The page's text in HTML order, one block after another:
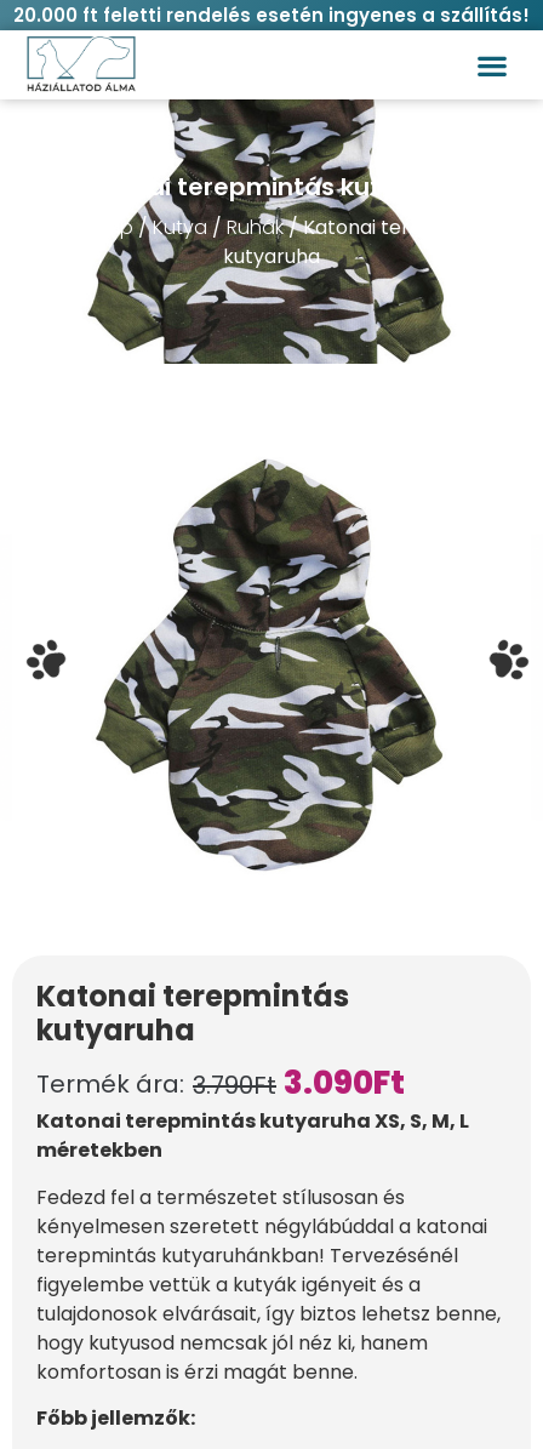
20.000 ft feletti rendelés esetén ingyenes a szállítás!
Katonai terepmintás kutyaruha
Kezdőlap/Kutya/Ruhák/ Katonai terepmintás
kutyaruha
Katonai terepmintás
kutyaruha
Termék ára: 3.790Ft 3.090Ft
Katonai terepmintás kutyaruha XS, S, M, L
méretekben
Fedezd fel a természetet stílusosan és
kényelmesen szeretett négylábúddal a katonai
terepmintás kutyaruhánkban! Tervezésénél
figyelembe vettük a kutyák igényeit és a
tulajdonosok elvárásait, így biztos lehetsz benne,
hogy kutyusod nemcsak jól néz ki, hanem
komfortosan is érzi magát benne.
Főbb jellemzők: